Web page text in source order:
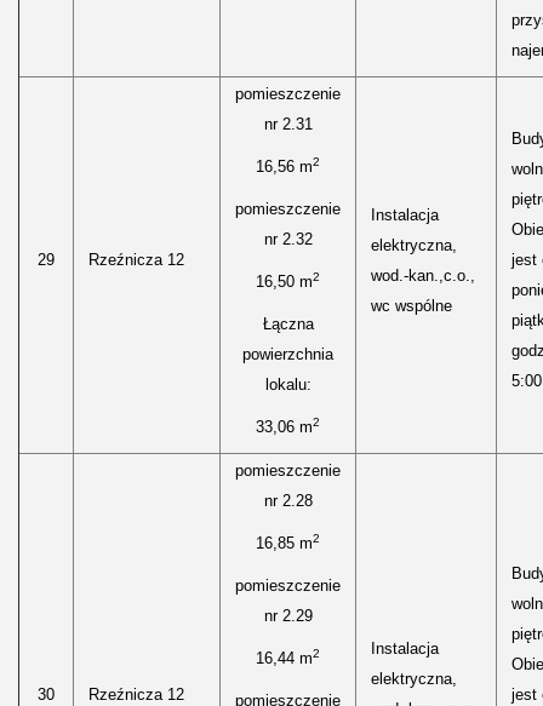
29 Rzeźnicza 12
pomieszczenie
nr 2.31
16,56 m2
pomieszczenie
nr 2.32
16,50 m2
Łączna
powierzchnia
lokalu:
33,06 m2
Instalacja
elektryczna,
wod.-kan.,c.o.,
wc wspólne
jest
30 Rzeźnicza 12
pomieszczenie
nr 2.28
16,85 m2
pomieszczenie
nr 2.29
16,44 m2
pomieszczenie
Instalacja
elektryczna,
jest